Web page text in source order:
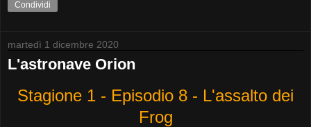
Condividi
martedì 1 dicembre 2020
L'astronave Orion
Stagione 1 - Episodio 8 - L'assalto dei
Frog